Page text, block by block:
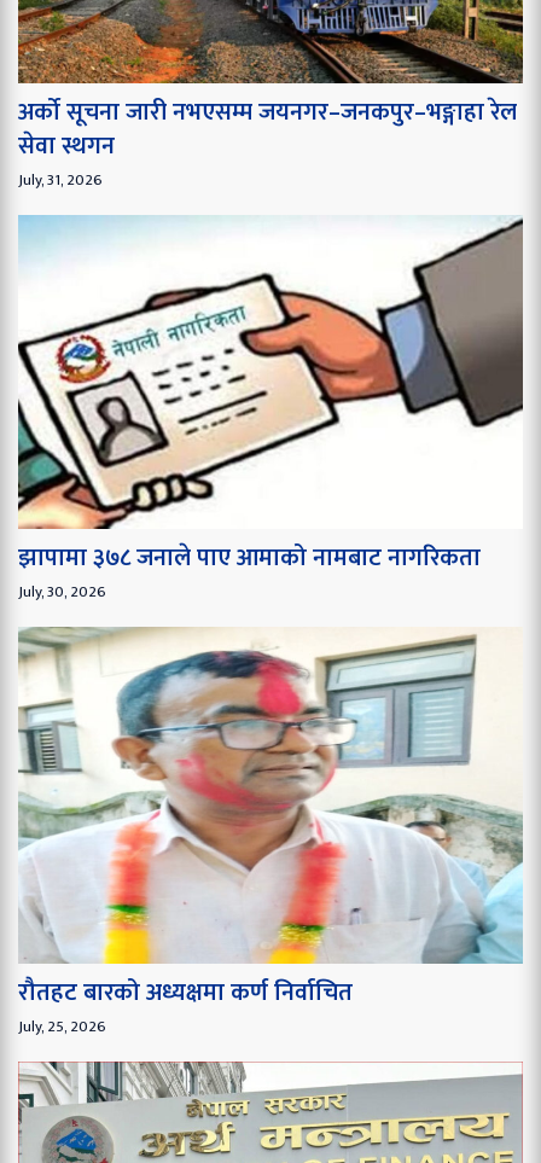
अर्को सूचना जारी नभएसम्म जयनगर–जनकपुर–भङ्गाहा रेल
सेवा स्थगन
July, 31, 2026
झापामा ३७८ जनाले पाए आमाको नामबाट नागरिकता
July, 30, 2026
रौतहट बारको अध्यक्षमा कर्ण निर्वाचित
July, 25, 2026